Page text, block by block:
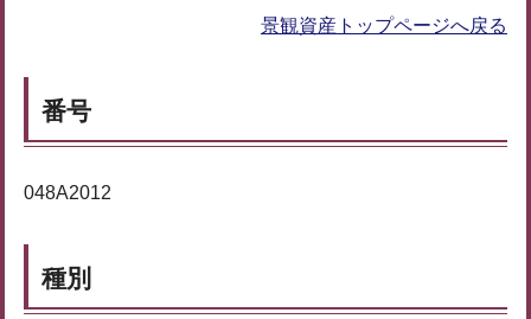
景観資産トップページへ戻る
番号
048A2012
種別